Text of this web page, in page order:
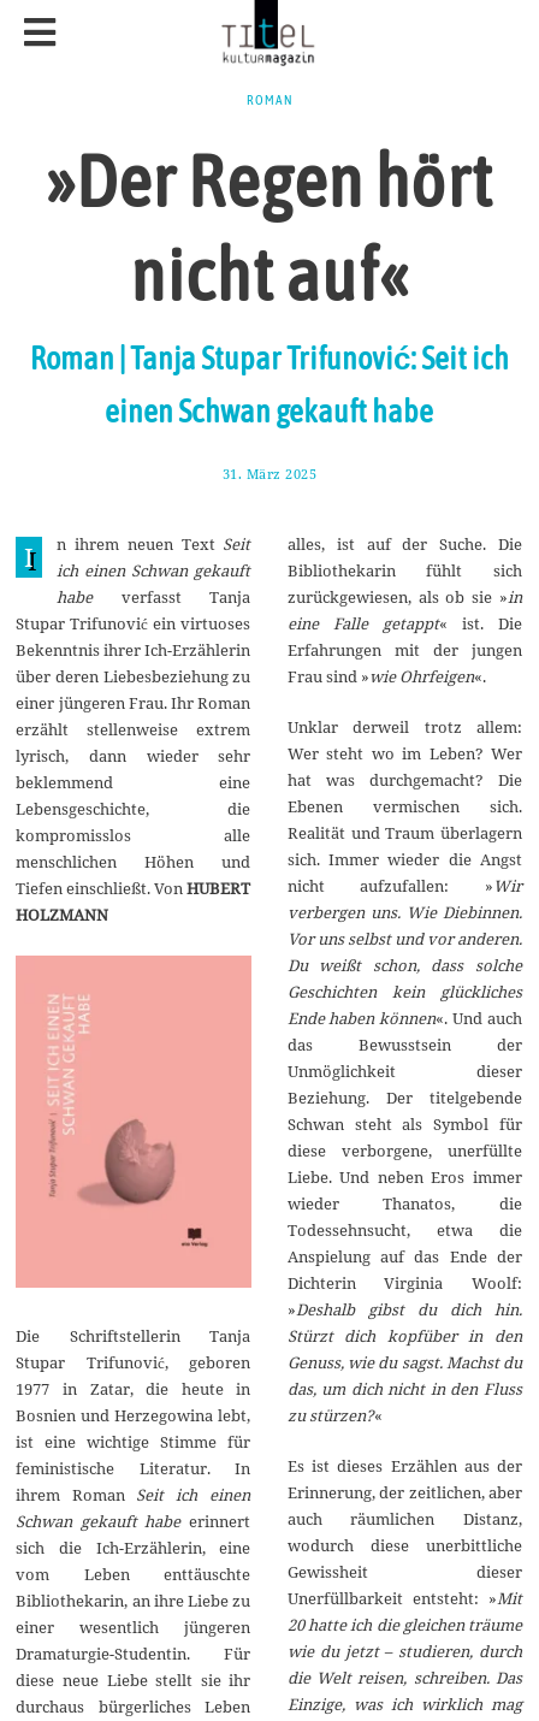
ROMAN
»Der Regen hört
nicht auf«
Roman | Tanja Stupar Trifunović: Seit ich
einen Schwan gekauft habe
31. März 2025
r
i
l
2
0
2
5
I n ihrem neuen Text Seit
ich einen Schwan gekauft
habeverfasst Tanja
Stupar Trifunović ein virtuoses
Bekenntnis ihrer Ich-Erzählerin
über deren Liebesbeziehung zu
einer jüngeren Frau. Ihr Roman
erzählt stellenweise extrem
lyrisch, dann wieder sehr
beklemmend eine
Lebensgeschichte, die
kompromisslos alle
menschlichen Höhen und
Tiefen einschließt. VonHUBERT
HOLZMANN
Die Schriftstellerin Tanja
Stupar Trifunović, geboren
1977 in Zatar, die heute in
Bosnien und Herzegowina lebt,
ist eine wichtige Stimme für
feministische Literatur. In
ihrem Roman Seit ich einen
Schwan gekauft habeerinnert
sich die Ich-Erzählerin, eine
vom Leben enttäuschte
Bibliothekarin, an ihre Liebe zu
einer wesentlich jüngeren
Dramaturgie-Studentin. Für
diese neue Liebe stellt sie ihr
durchaus bürgerliches Leben
alles, ist auf der Suche. Die
Bibliothekarin fühlt sich
zurückgewiesen, als ob sie »in
eine Falle getappt« ist. Die
Erfahrungen mit der jungen
Frau sind »wie Ohrfeigen«.
Unklar derweil trotz allem:
Wer steht wo im Leben? Wer
hat was durchgemacht? Die
Ebenen vermischen sich.
Realität und Traum überlagern
sich. Immer wieder die Angst
nicht aufzufallen: »Wir
verbergen uns. Wie Diebinnen.
Vor uns selbst und vor anderen.
Du weißt schon, dass solche
Geschichten kein glückliches
Ende haben können«. Und auch
das Bewusstsein der
Unmöglichkeit dieser
Beziehung. Der titelgebende
Schwan steht als Symbol für
diese verborgene, unerfüllte
Liebe. Und neben Eros immer
wieder Thanatos, die
Todessehnsucht, etwa die
Anspielung auf das Ende der
Dichterin Virginia Woolf:
»Deshalb gibst du dich hin.
Stürzt dich kopfüber in den
Genuss, wie du sagst. Machst du
das, um dich nicht in den Fluss
zu stürzen?«
Es ist dieses Erzählen aus der
Erinnerung, der zeitlichen, aber
auch räumlichen Distanz,
wodurch diese unerbittliche
Gewissheit dieser
Unerfüllbarkeit entsteht: »Mit
20 hatte ich die gleichen träume
wie du jetzt – studieren, durch
die Welt reisen, schreiben. Das
Einzige, was ich wirklich mag